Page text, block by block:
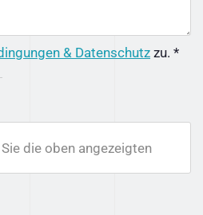
& Datenschutzzu. *
die oben angezeigten